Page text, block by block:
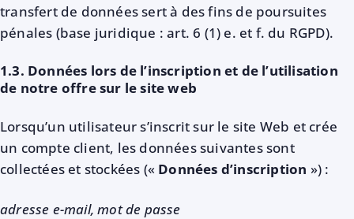
transfert de données sert à des fins de poursuites
pénales (base juridique : art. 6 (1) e. et f. du RGPD).
1.3. Données lors de l’inscription et de l’utilisation
de notre offre sur le site web
Lorsqu’un utilisateur s’inscrit sur le site Web et crée
un compte client, les données suivantes sont
collectées et stockées (« Données d’inscription ») :
adresse e-mail, mot de passe